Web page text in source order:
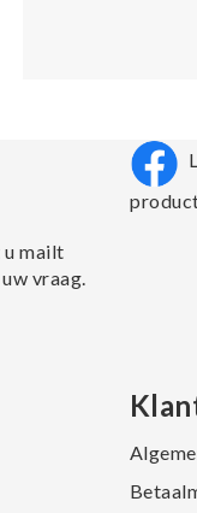
u mailt
vraag.